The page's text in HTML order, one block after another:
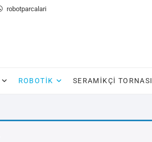
robotparcalari
ROBOTIK SERAMIKÇI TORNASI